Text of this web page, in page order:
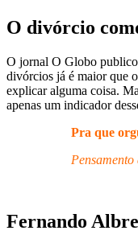
O divórcio
O jornal O Globo
divórcios já é maior que
explicar alguma coisa.
apenas um indicador
Pra que
Fernando